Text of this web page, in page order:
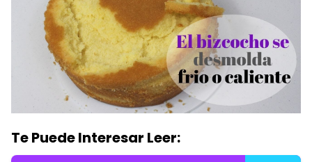
Te Puede Interesar Leer: